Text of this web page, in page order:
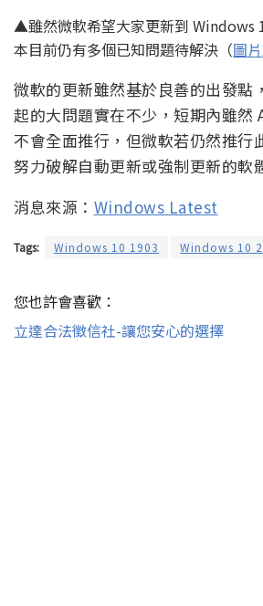
▲雖然微軟希望大家更新到 Windows
本目前仍有多個已知問題待解決（圖
微軟的更新雖然基於良善的出發點
起的大問題實在不少，短期內雖然
不會全面推行，但微軟若仍然推行
努力破解自動更新或強制更新的軟
消息來源： Windows Latest
Tags: Windows 10 1903 Windows 10
您也許會喜歡：
立達合法徵信社-讓您安心的選擇